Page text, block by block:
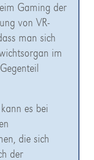
Gaming der
von VR-
man sich
im
es bei
die sich
der